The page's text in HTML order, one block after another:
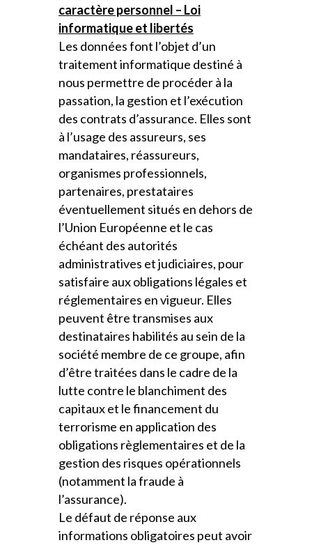
caractère personnel – Loi
informatique et libertés
Les données font l’objet d’un
traitement informatique destiné à
nous permettre de procéder à la
passation, la gestion et l’exécution
des contrats d’assurance. Elles sont
à l’usage des assureurs, ses
mandataires, réassureurs,
organismes professionnels,
partenaires, prestataires
éventuellement situés en dehors de
l’Union Européenne et le cas
échéant des autorités
administratives et judiciaires, pour
satisfaire aux obligations légales et
réglementaires en vigueur. Elles
peuvent être transmises aux
destinataires habilités au sein de la
société membre de ce groupe, afin
d’être traitées dans le cadre de la
lutte contre le blanchiment des
capitaux et le financement du
terrorisme en application des
obligations règlementaires et de la
gestion des risques opérationnels
(notamment la fraude à
l’assurance).
Le défaut de réponse aux
informations obligatoires peut avoir